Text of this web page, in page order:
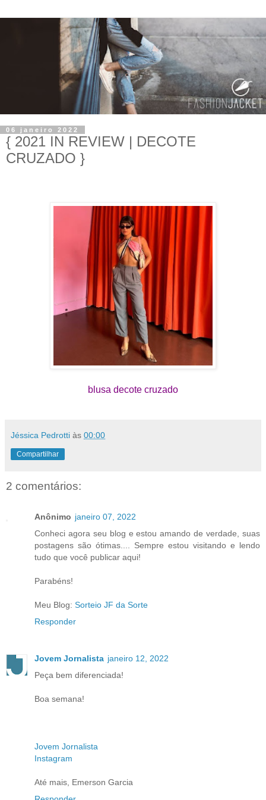
06 janeiro 2022
{ 2021 IN REVIEW | DECOTE
CRUZADO }
blusa decote cruzado
Jéssica Pedrotti às 00:00
Compartilhar
2 comentários:
Anônimo janeiro 07, 2022
Conheci agora seu blog e estou amando de verdade, suas
postagens são ótimas.... Sempre estou visitando e lendo
tudo que você publicar aqui!
Parabéns!
Meu Blog: Sorteio JF da Sorte
Responder
Jovem Jornalista janeiro 12, 2022
Peça bem diferenciada!
Boa semana!
Jovem Jornalista
Instagram
Até mais, Emerson Garcia